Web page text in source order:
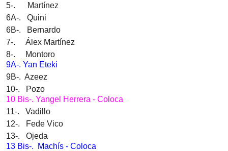
5-. Martínez
6A-. Quini
6B-. Bernardo
7-. Álex Martínez
8-. Montoro
9A-. Yan Eteki
9B-. Azeez
10-. Pozo
10 Bis-. Yangel Herrera - Coloca
11-. Vadillo
12-. Fede Vico
13-. Ojeda
13 Bis-. Machís - Coloca